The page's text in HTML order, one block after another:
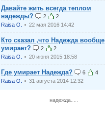
Давайте жить всегда теплом
надежды?
2
2
Raisa O.
22 мая 2016 14:42
Кто сказал ,что Надежда вообще
умирает?
2
2
Raisa O.
20 июня 2015 18:58
Где умирает Надежда? 6
4
Raisa O.
31 августа 2014 12:32
надежда.....